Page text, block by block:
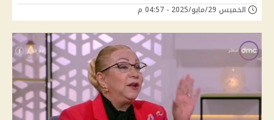
الخميس 29/مايو/2025 - 04:57 م